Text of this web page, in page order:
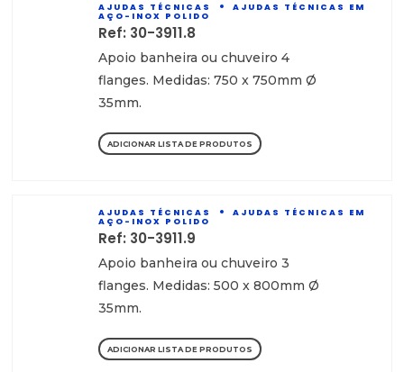
AJUDAS TÉCNICAS
AJUDAS TÉCNICAS EM
AÇO-INOX POLIDO
Ref: 30-3911.8
Apoio banheira ou chuveiro 4
flanges. Medidas: 750 x 750mm Ø
35mm.
ADICIONAR LISTA DE PRODUTOS
AJUDAS TÉCNICAS
AJUDAS TÉCNICAS EM
AÇO-INOX POLIDO
Ref: 30-3911.9
Apoio banheira ou chuveiro 3
flanges. Medidas: 500 x 800mm Ø
35mm.
ADICIONAR LISTA DE PRODUTOS